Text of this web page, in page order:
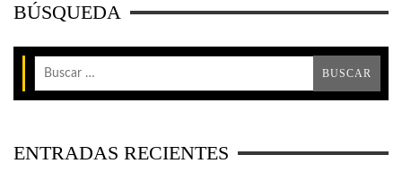
BÚSQUEDA
ENTRADAS RECIENTES